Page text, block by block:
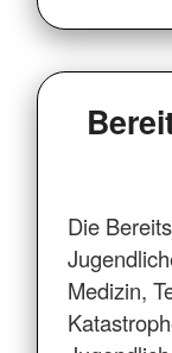
Die
Medizin,